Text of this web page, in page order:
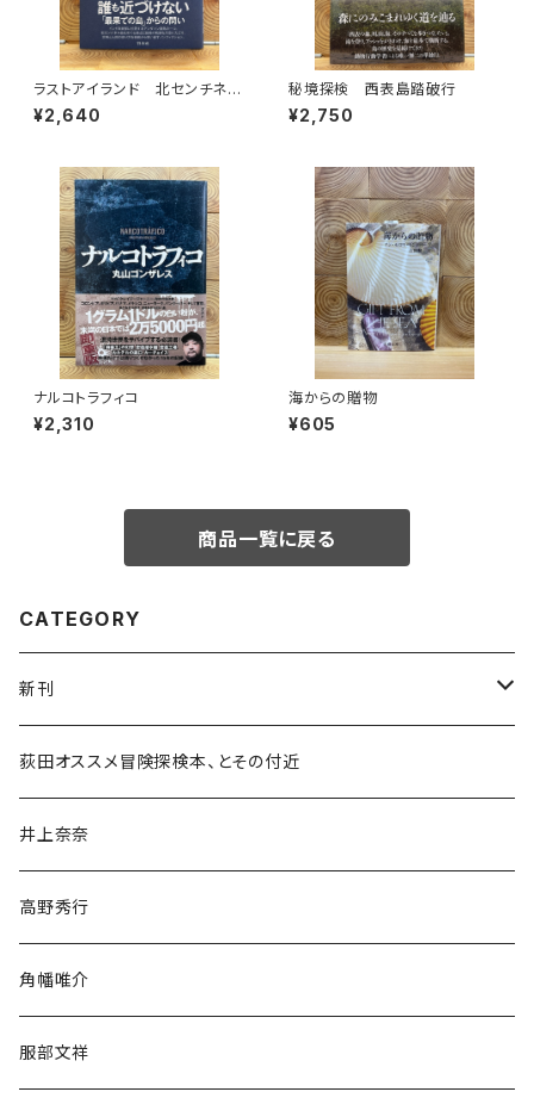
ラストアイランド 北センチネル
島 なぜ外界との接触を拒み続
けるのか
¥2,640
秘境探検 西表島踏破行
¥2,750
ナルコトラフィコ
¥2,310
海からの贈物
¥605
商品一覧に戻る
CATEGORY
新刊
和書
文学・小説・物語
随筆・ノンフィクション・その他
荻田オススメ冒険探検本、とその付近
井上奈奈
高野秀行
角幡唯介
服部文祥